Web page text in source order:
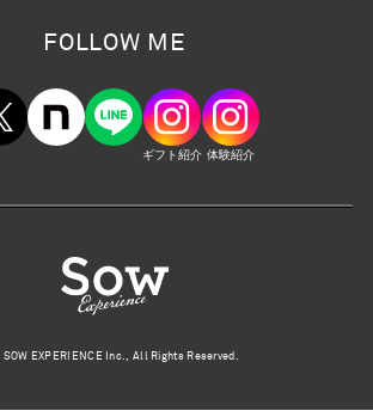
FOLLOW ME
ギフト紹介 体験紹介
EXPERIENCE Inc., All Rights Reserved.